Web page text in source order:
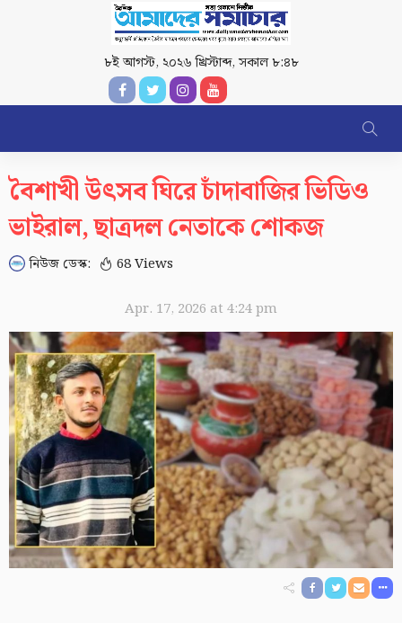
৮ই আগস্ট, ২০২৬ খ্রিস্টাব্দ,সকাল ৮:৪৮
বৈশাখী উৎসব ঘিরে চাঁদাবাজির ভিডিও
ভাইরাল, ছাত্রদল নেতাকে শোকজ
নিউজ ডেস্ক: 68 Views
Apr. 17, 2026 at 4:24 pm